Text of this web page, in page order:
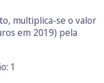
multiplica-se o valor
em 2019) pela
1